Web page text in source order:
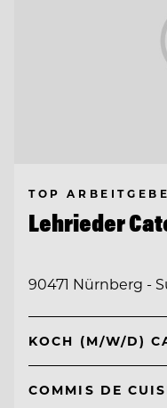
TOP
Lehrieder
90471 Nürnberg -
KOCH (M/W/D)
COMMIS DE